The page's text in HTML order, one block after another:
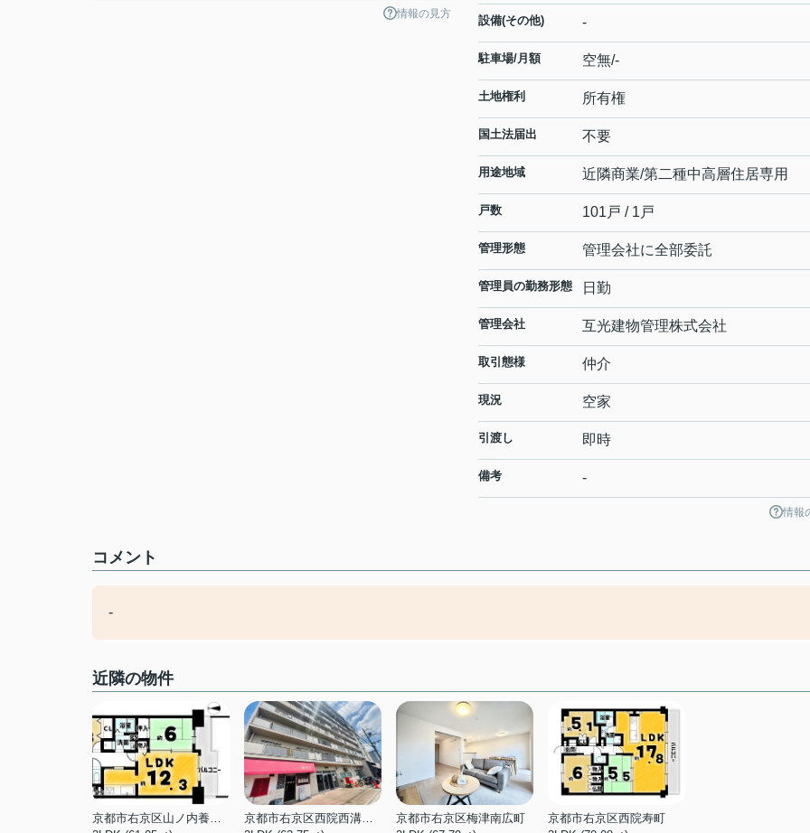
情報の見方
設備(その他) -
駐車場/月額 空無/-
土地権利 所有権
国土法届出 不要
用途地域 近隣商業/第二種中高層住居専用
戸数 101戸 / 1戸
管理形態 管理会社に全部委託
管理員の勤務形態 日勤
管理会社 互光建物管理株式会社
取引態様 仲介
現況 空家
引渡し 即時
備考 -
情報
コメント
-
近隣の物件
京都市右京区山ノ内養老町
京都市右京区西院西溝崎町
京都市右京区梅津南広町
京都市右京区西院寿町